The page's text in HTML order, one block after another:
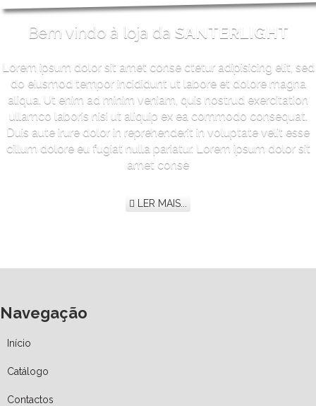
Bem vindo à loja da SANTERLIGHT
Lorem ipsum dolor sit amet conse ctetur adipisicing elit, sed
do eiusmod tempor incididunt ut labore et dolore magna
aliqua. Ut enim ad minim veniam, quis nostrud exercitation
ullamco laboris nisi ut aliquip ex ea commodo consequat.
Duis aute irure dolor in reprehenderit in voluptate velit esse
cillum dolore eu fugiat nulla pariatur. Lorem ipsum dolor sit
amet conse
LER MAIS...
Navegação
Início
Catálogo
Contactos